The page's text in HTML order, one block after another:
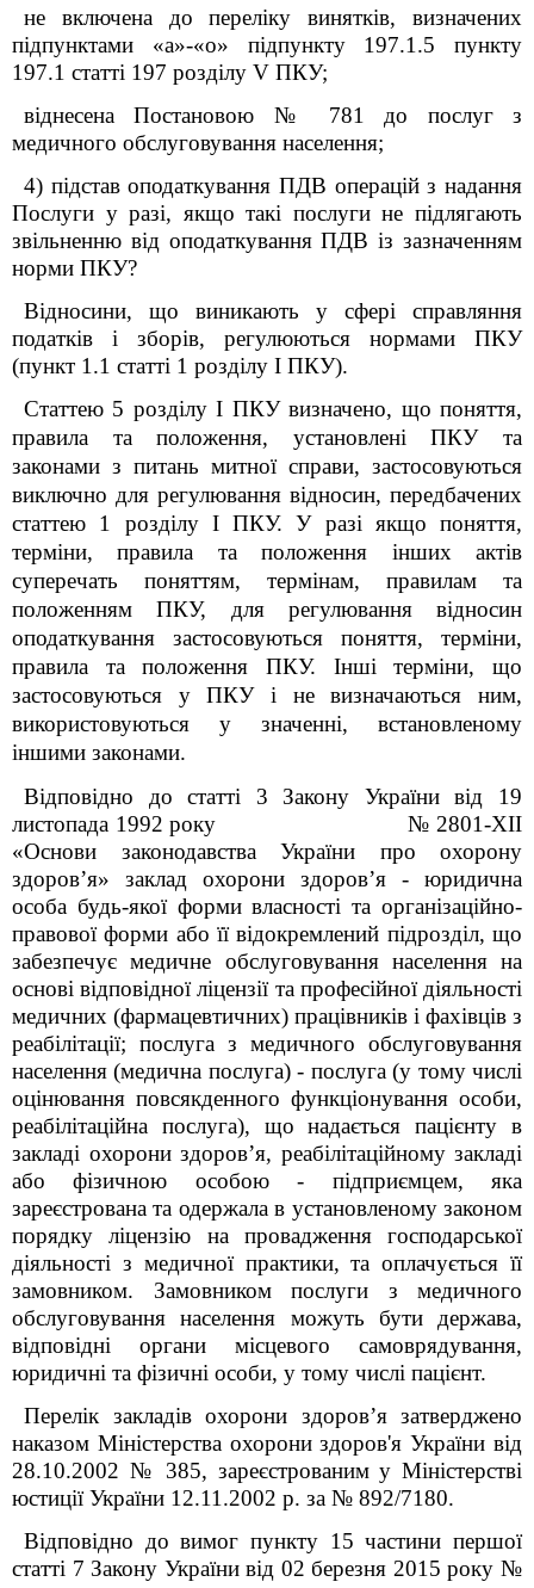
не включена до переліку винятків, визначених
підпунктами «а»-«о» підпункту 197.1.5 пункту
197.1 статті 197 розділу V ПКУ;
віднесена Постановою № 781 до послуг з
медичного обслуговування населення;
4) підстав оподаткування ПДВ операцій з надання
Послуги у разі, якщо такі послуги не підлягають
звільненню від оподаткування ПДВ із зазначенням
норми ПКУ?
Відносини, що виникають у сфері справляння
податків і зборів, регулюються нормами ПКУ
(пункт 1.1 статті 1 розділу I ПКУ).
Cтаттею 5 розділу I ПКУвизначено, що поняття,
правила та положення, установлені ПКУ та
законами з питань митної справи, застосовуються
виключно для регулювання відносин, передбачених
статтею 1 розділу IПКУ.У разі якщо поняття,
терміни, правила та положення інших актів
суперечать поняттям, термінам, правилам та
положенням ПКУ, для регулювання відносин
оподаткування застосовуються поняття, терміни,
правила та положення ПКУ. Інші терміни, що
застосовуються у ПКУ і не визначаються ним,
використовуються у значенні, встановленому
іншими законами.
Відповідно до статті 3 Закону України від 19
листопада 1992 року
№ 2801-XII
«Основи законодавства України про охорону
здоров’я» заклад охорони здоров’я - юридична
особа будь-якої форми власності та організаційно-
правової форми або її відокремлений підрозділ, що
забезпечує медичне обслуговування населення на
основі відповідної ліцензії та професійної діяльності
медичних (фармацевтичних) працівників і фахівців з
реабілітації; послуга з медичного обслуговування
населення (медична послуга) - послуга (у тому числі
оцінювання повсякденного функціонування особи,
реабілітаційна послуга), що надається пацієнту в
закладі охорони здоров’я, реабілітаційному закладі
або фізичною особою - підприємцем, яка
зареєстрована та одержала в установленому законом
порядку ліцензію на провадження господарської
діяльності з медичної практики, та оплачується її
замовником. Замовником послуги з медичного
обслуговування населення можуть бути держава,
відповідні органи місцевого самоврядування,
юридичні та фізичні особи, у тому числі пацієнт.
Перелік закладів охорони здоров’я затверджено
наказом Міністерства охорони здоров'я України від
28.10.2002 №
385, зареєстрованим у Міністерстві
юстиції України 12.11.2002 р. за № 892/7180.
Відповідно до вимог пункту 15 частини першої
статті 7 Закону України від 02 березня 2015 року №